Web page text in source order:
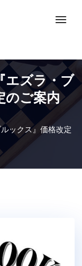
ナ
ー
シ
ョ
ン
切
り
替
エズラ・ブ
のご案内
ックス』価格改定